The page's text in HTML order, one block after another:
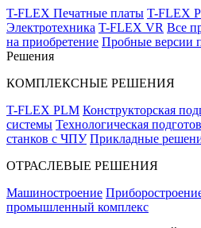
T-FLEX Печатные платы T-FLEX
Электротехника T-FLEX VR Все
на приобретение Пробные версии
Решения
КОМПЛЕКСНЫЕ РЕШЕНИЯ
T-FLEX PLM Конструкторская
системы Технологическая
станков с ЧПУ Прикладные
ОТРАСЛЕВЫЕ РЕШЕНИЯ
Машиностроение
промышленный комплекс